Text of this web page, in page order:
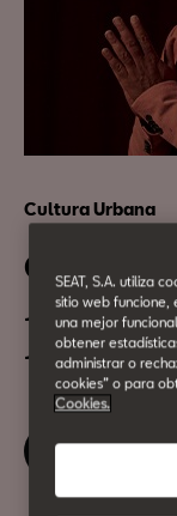
Cultura Urbana
13 de
12:30h
SEAT, S.A. utiliza
sitio web
una mejor
obtener
administrar o
cookies” o para
Cookies.